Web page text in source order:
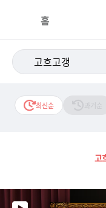
홈
최신순
고